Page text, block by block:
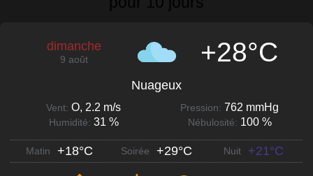
dimanche
9 août +28°C
Nuageux
Vent: O, 2.2 m/s Pression: 762 mmHg
Humidité: 31 % Nébulosité: 100 %
Matin +18°C Soirée +29°C Nuit +21°C